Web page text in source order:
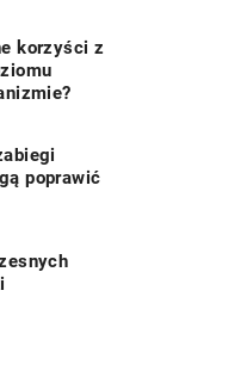
korzyści z
poprawić